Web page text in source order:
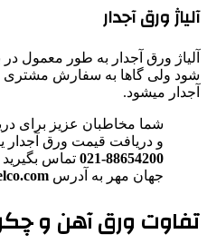
آلیاژ ورق آجدار
شود ولی گاها به سفارش مشتری
آجدار میشود.
شما مخاطبان عزیز برای
و دریافت قیمت ورق آجدار
88654200-021
تماس
جهان مهر به آدرس
تفاوت ورق آهن و